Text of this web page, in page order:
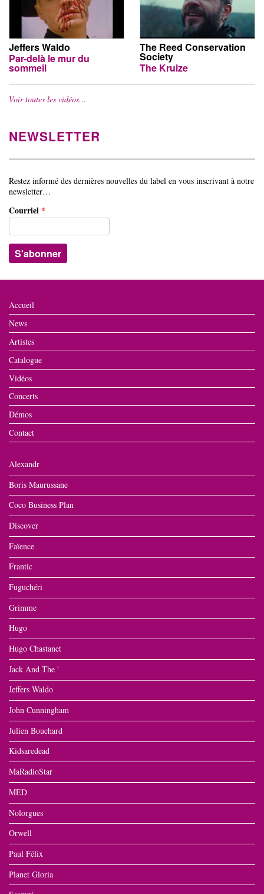
Jeffers Waldo
Par-delà le mur du
sommeil
The Reed Conservation
Society
The Kruize
Voir toutes les vidéos…
NEWSLETTER
Restez informé des dernières nouvelles du label en vous inscrivant à notre
newsletter…
Courriel *
Accueil
News
Artistes
Catalogue
Vidéos
Concerts
Démos
Contact
Alexandr
Boris Maurussane
Coco Business Plan
Discover
Faïence
Frantic
Fuguchéri
Grimme
Hugo
Hugo Chastanet
Jack And The '
Jeffers Waldo
John Cunningham
Julien Bouchard
Kidsaredead
MaRadioStar
MED
Nolorgues
Orwell
Paul Félix
Planet Gloria